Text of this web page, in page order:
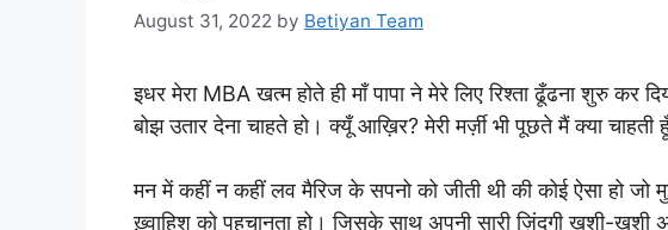
August 31, 2022 by Betiyan Team
इधर मेरा MBA खत्म होते ही माँ पापा ने मेरे लिए रिश्ता ढूँढना शुरु कर
बोझ उतार देना चाहते हो। क्यूँ आख़िर? मेरी मर्ज़ी भी पूछते मैं क्या
मन में कहीं न कहीं लव मैरिज के सपनो को जीती थी की कोई ऐसा हो जो
ख़्वाहिश को पहचानता हो। जिसके साथ अपनी सारी ज़िंदगी खुशी-